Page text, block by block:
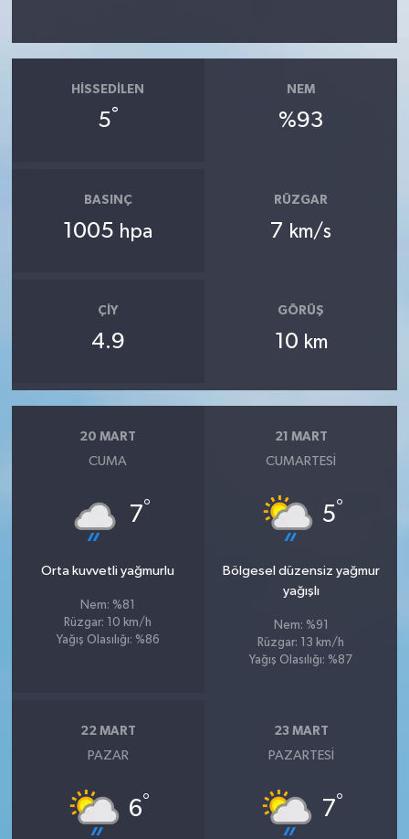
HISSEDILEN
5°
NEM
%93
BASINÇ
1005 hpa
RÜZGAR
7 km/s
ÇIY
4.9
GÖRÜŞ
10 km
20 MART
CUMA
7°
Orta kuvvetli yağmurlu
Nem: %81
Rüzgar: 10 km/h
Yağış Olasılığı: %86
21 MART
CUMARTESI
5°
Bölgesel düzensiz yağmur
yağışlı
Nem: %91
Rüzgar: 13 km/h
Yağış Olasılığı: %87
22 MART
PAZAR
6°
23 MART
PAZARTESI
7°